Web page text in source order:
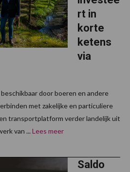
rt in
korte
ketens
via
door boeren en andere
met zakelijke en particuliere
transportplatform verder landelijk uit
van ... Lees meer
Saldo